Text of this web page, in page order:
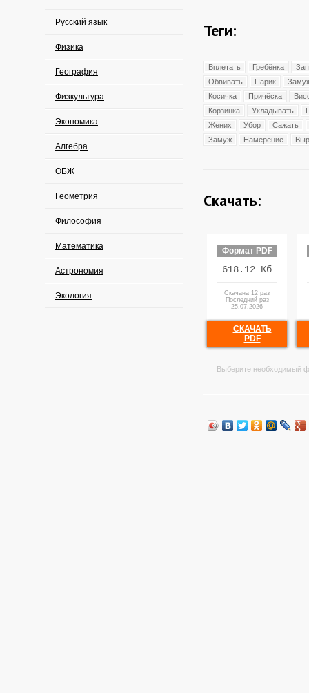
Русский язык
Физика
География
Физкультура
Экономика
Алгебра
ОБЖ
Геометрия
Философия
Математика
Астрономия
Экология
Теги:
Вплетать Гребёнка
Обвивать
Парик
Косичка
Причёска
Корзинка
Укладывать
Жених
Убор
Сажать
Замуж
Намерение
Скачать:
Формат PDF
618.12 Кб
Скачана 12 раз
Последний раз
25.07.2026
СКАЧАТЬ
PDF
Выберите необходимый